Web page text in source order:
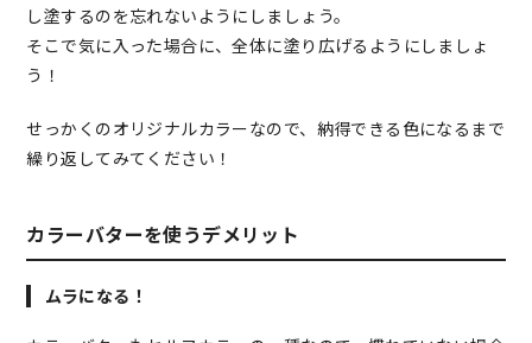
し塗するのを忘れないようにしましょう。
そこで気に入った場合に、全体に塗り広げるようにしましょ
う！
せっかくのオリジナルカラーなので、納得できる色になるまで
繰り返してみてください！
カラーバターを使うデメリット
ムラになる！